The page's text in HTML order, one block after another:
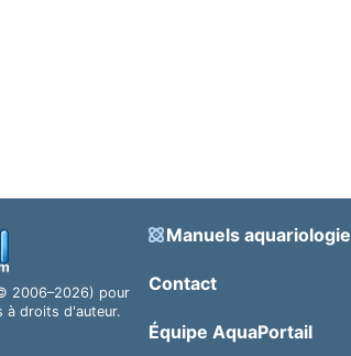
2006–2026) pour
à droits d'auteur.
Manuels aquariologie
Contact
Équipe AquaPortail